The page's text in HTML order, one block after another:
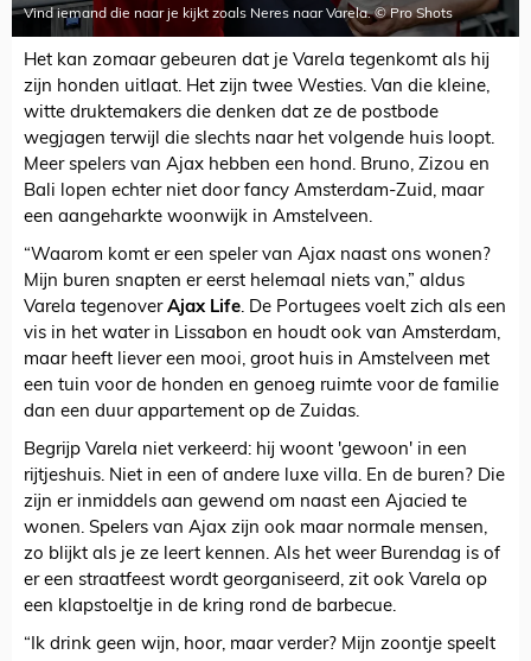
Vind iemand die naar je kijkt zoals Neres naar Varela. © Pro Shots
Het kan zomaar gebeuren dat je Varela tegenkomt als hij
zijn honden uitlaat. Het zijn twee Westies. Van die kleine,
witte druktemakers die denken dat ze de postbode
wegjagen terwijl die slechts naar het volgende huis loopt.
Meer spelers van Ajax hebben een hond. Bruno, Zizou en
Bali lopen echter niet door fancy Amsterdam-Zuid, maar
een aangeharkte woonwijk in Amstelveen.
“Waarom komt er een speler van Ajax naast ons wonen?
Mijn buren snapten er eerst helemaal niets van,” aldus
Varela tegenover Ajax Life. De Portugees voelt zich als een
vis in het water in Lissabon en houdt ook van Amsterdam,
maar heeft liever een mooi, groot huis in Amstelveen met
een tuin voor de honden en genoeg ruimte voor de familie
dan een duur appartement op de Zuidas.
Begrijp Varela niet verkeerd: hij woont 'gewoon' in een
rijtjeshuis. Niet in een of andere luxe villa. En de buren? Die
zijn er inmiddels aan gewend om naast een Ajacied te
wonen. Spelers van Ajax zijn ook maar normale mensen,
zo blijkt als je ze leert kennen. Als het weer Burendag is of
er een straatfeest wordt georganiseerd, zit ook Varela op
een klapstoeltje in de kring rond de barbecue.
“Ik drink geen wijn, hoor, maar verder? Mijn zoontje speelt